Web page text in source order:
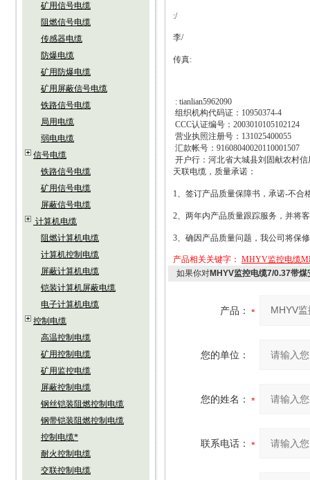
矿用信号电缆
阻燃信号电缆
传感器电缆
防爆电缆
矿用防爆电缆
矿用屏蔽信号电缆
铁路信号电缆
局用电缆
弱电电缆
信号电缆
铁路信号电缆
矿用信号电缆
屏蔽信号电缆
计算机电缆
阻燃计算机电缆
计算机控制电缆
屏蔽计算机电缆
铠装计算机屏蔽电缆
电子计算机电缆
控制电缆
高温控制电缆
矿用控制电缆
矿用监控电缆
屏蔽控制电缆
钢丝铠装阻燃控制电缆
钢带铠装阻燃控制电缆
控制电缆*
耐火控制电缆
交联控制电缆
:/
李/
传真:
: tianlian5962090
组织机构代码证： 10950374-4
CCC认证编号： 2003010105102124
营业执照注册号： 131025400055
汇款帐号： 91608040020110001507
开户行：河北省大城县刘固献农村信
天联电缆，质量承诺：
1、签订产品质量保障书，承诺-不合
2、两年内产品质量跟踪服务，并将
3、确因产品质量问题，我公司将保
产品相关关键字： MHYV监控电缆
如果你对MHYV监控电缆7/0.37带煤
产品：
您的单位：
您的姓名：
联系电话：